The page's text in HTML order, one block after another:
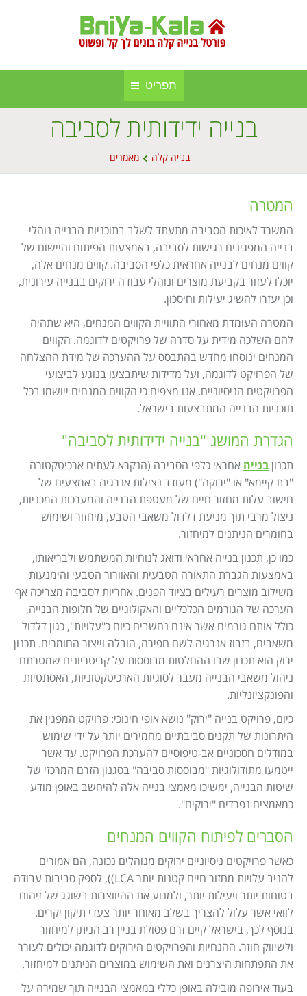
תפריט
בניה קלה
בנייה באלומיניום
בנייה בעץ
גינה וחוץ
צור קשר
חברות בנייה קלה ומתועשת
אינדקס אתרים
מפת אתר
תקנון אתר
Israel construction
הוסף עסק
מדיניות עוגיות
בנייה ידידותית לסביבה
בנייה קלה מאמרים
המטרה
המשרד לאיכות הסביבה מתעתד לשלב בתוכניות הבנייה נוהלי
בנייה המפגינים רגישות לסביבה, באמצעות הפיתוח והיישום של
קווים מנחים לבנייה אחראית כלפי הסביבה. קווים מנחים אלה,
יוכלו לעזור בקביעת מוצרים ונוהלי עבודה ירוקים בבנייה עירונית,
וכן יעזרו להשיג יעילות וחיסכון.
המטרה העומדת מאחורי התוויית הקווים המנחים, היא שתהיה
להם השלכה מידית על סדרה של פרויקטים לדוגמה. הקווים
המנחים ינוסחו מחדש בהתבסס על ההערכה של מידת ההצלחה
של הפרויקט לדוגמה, ועל מדידות שיתבצעו בנוגע לביצועי
הפרויקטים הניסיוניים. אנו מצפים כי הקווים המנחים ייושמו בכל
תוכניות הבנייה המתבצעות בישראל.
הגדרת המושג "בנייה ידידותית לסביבה"
תכנון בנייה אחראי כלפי הסביבה (הנקרא לעתים ארכיטקטורה
"בת קיימא" או "ירוקה") מעודד נצילות אנרגיה באמצעים של
חישוב עלות מחזור חיים של מעטפת הבנייה והמערכות המכניות,
ניצול מרבי תוך מניעת דלדול משאבי הטבע, מיחזור ושימוש
בחומרים הניתנים למיחזור.
כמו כן, תכנון בנייה אחראי ודואג לנוחיות המשתמש ולבריאותו,
באמצעות הגברת התאורה הטבעית והאוורור הטבעי והימנעות
משילוב מוצרים רעילים בציוד הפנים. אחריות לסביבה מצריכה אף
הערכה של הגורמים הכלכליים והאקולוגיים של חלופות הבנייה,
כולל אותם גורמים אשר אינם נחשבים כיום כ"עלויות", כגון דלדול
משאבים, בזבוז אנרגיה לשם חפירה, הובלה וייצור החומרים. תכנון
ירוק הוא תכנון שבו ההחלטות מבוססות על קריטריונים שמטרתם
ניהול משאבי הבנייה מעבר לסוגיות הארכיטקטוניות, האסתטיות
והפונקציונליות.
כיום, פרויקט בנייה "ירוק" נושא אופי חינוכי: פרויקט המפגין את
היתרונות של תקנים סביבתיים מחמירים יותר על ידי שימוש
במודלים חסכוניים אב-טיפוסיים להערכת הפרויקט. עד אשר
ייטמעו מתודולוגיות "מבוססות סביבה" בסגנון הזרם המרכזי של
שיטות הבנייה, ימשיכו מאמצי בנייה אלה להיחשב באופן מודע
כמאמצים נפרדים "ירוקים".
הסברים לפיתוח הקווים המנחים
כאשר פרויקטים ניסיוניים ירוקים מנוהלים נכונה, הם אמורים
להניב עלויות מחזור חיים קטנות יותר LCA)), לספק סביבות עבודה
בטוחות יותר ויעילות יותר, ולמנוע את ההיווצרות בשוגג של זיהום
לוואי אשר עלול להצריך בשלב מאוחר יותר צעדי תיקון יקרים.
בנוסף לכך, בישראל קיים זרם פסולת בניין רב הניתן למיחזור
ולשיווק חוזר. ההנחיות והפרויקטים הירוקים לדוגמה יכולים לעורר
את התפתחות היצרנים ואת השימוש במוצרים הניתנים למיחזור.
בעוד אירופה מובילה באופן כללי במאמצי הבנייה תוך שמירה על